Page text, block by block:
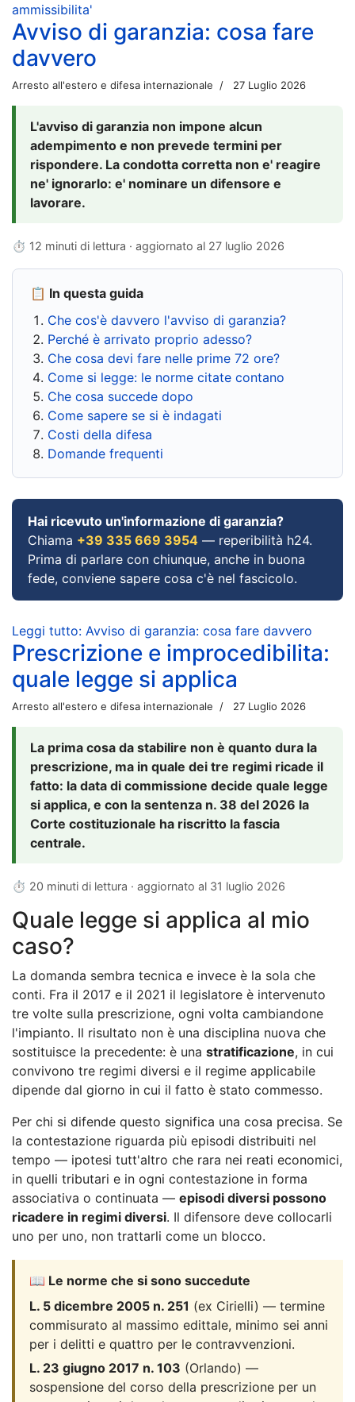
ammissibilita'
Avviso di garanzia: cosa fare
davvero
Arresto all'estero e difesa internazionale 27 Luglio 2026
L'avviso di garanzia non impone alcun
adempimento e non prevede termini per
rispondere. La condotta corretta non e' reagire
ne' ignorarlo: e' nominare un difensore e
lavorare.
⏱ 12 minuti di lettura · aggiornato al 27 luglio 2026
📋 In questa guida
Che cos'è davvero l'avviso di garanzia?
Perché è arrivato proprio adesso?
Che cosa devi fare nelle prime 72 ore?
Come si legge: le norme citate contano
Che cosa succede dopo
Come sapere se si è indagati
Costi della difesa
Domande frequenti
Hai ricevuto un'informazione di garanzia?
Chiama +39 335 669 3954 — reperibilità h24.
Prima di parlare con chiunque, anche in buona
fede, conviene sapere cosa c'è nel fascicolo.
Leggi tutto: Avviso di garanzia: cosa fare davvero
Prescrizione e improcedibilita:
quale legge si applica
Arresto all'estero e difesa internazionale 27 Luglio 2026
La prima cosa da stabilire non è quanto dura la
prescrizione, ma in quale dei tre regimi ricade il
fatto: la data di commissione decide quale legge
si applica, e con la sentenza n. 38 del 2026 la
Corte costituzionale ha riscritto la fascia
centrale.
⏱ 20 minuti di lettura · aggiornato al 31 luglio 2026
Quale legge si applica al mio
caso?
La domanda sembra tecnica e invece è la sola che
conti. Fra il 2017 e il 2021 il legislatore è intervenuto
tre volte sulla prescrizione, ogni volta cambiandone
l'impianto. Il risultato non è una disciplina nuova che
sostituisce la precedente: è una stratificazione, in cui
convivono tre regimi diversi e il regime applicabile
dipende dal giorno in cui il fatto è stato commesso.
Per chi si difende questo significa una cosa precisa. Se
la contestazione riguarda più episodi distribuiti nel
tempo — ipotesi tutt'altro che rara nei reati economici,
in quelli tributari e in ogni contestazione in forma
associativa o continuata — episodi diversi possono
ricadere in regimi diversi. Il difensore deve collocarli
uno per uno, non trattarli come un blocco.
📖 Le norme che si sono succedute
L. 5 dicembre 2005 n. 251 (ex Cirielli) — termine
commisurato al massimo edittale, minimo sei anni
per i delitti e quattro per le contravvenzioni.
L. 23 giugno 2017 n. 103 (Orlando) —
sospensione del corso della prescrizione per un